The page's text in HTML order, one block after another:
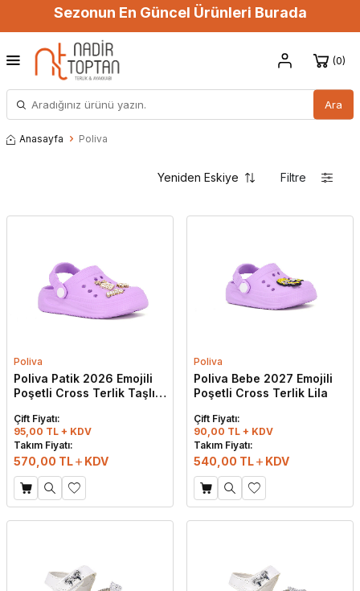
Sezonun En Güncel Ürünleri Burada
Ara
0
Anasayfa Poliva
Filtre
Poliva
Poliva Patik 2026 Emojili
Poşetli Cross Terlik Taşlı
Çift Fiyatı:
95,00 TL + KDV
Takım Fiyatı:
570,00 TL KDV
Poliva
Poliva Bebe 2027 Emojili
Poşetli Cross Terlik Lila
Çift Fiyatı:
90,00 TL + KDV
Takım Fiyatı:
540,00 TL KDV